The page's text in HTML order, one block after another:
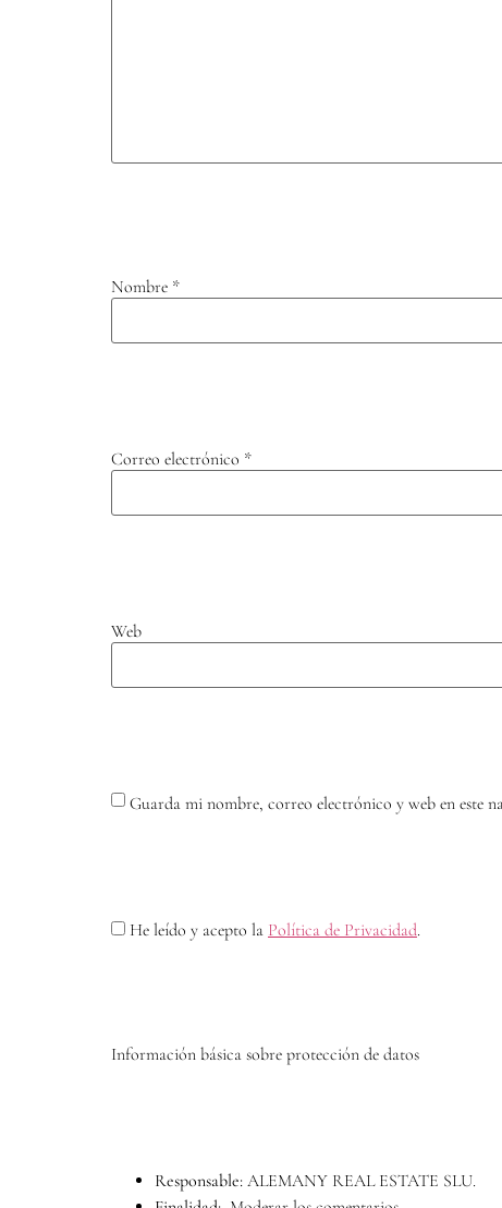
Nombre *
Correo electrónico *
Web
Guarda mi nombre, correo electrónico y web en este
He leído y acepto la Política de Privacidad.
Información básica sobre protección de datos
Responsable: ALEMANY REAL ESTATE SLU.